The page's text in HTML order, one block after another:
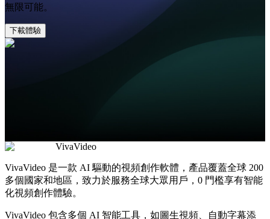
無限可能。
下載體驗
VivaVideo
VivaVideo 是一款 AI 驅動的視頻創作軟體，產品覆蓋全球 200
多個國家和地區，致力於服務全球大眾用戶，0 門檻享有智能
化視頻創作體驗。
VivaVideo 包含多個 AI 智能工具，如圖生視頻、自動字幕添